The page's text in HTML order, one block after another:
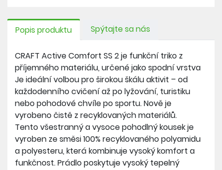
Popis produktu Spýtajte sa nás
CRAFT Active Comfort SS 2 je funkční triko z
příjemného materiálu, určené jako spodní vrstva
Je ideální volbou pro širokou škálu aktivit – od
každodenního cvičení až po lyžování, turistiku
nebo pohodové chvíle po sportu. Nově je
vyrobeno čistě z recyklovaných materiálů.
Tento všestranný a vysoce pohodlný kousek je
vyroben ze směsi 100% recyklovaného polyamidu
a polyesteru, která kombinuje vysoký komfort a
funkčnost. Prádlo poskytuje vysoký tepelný